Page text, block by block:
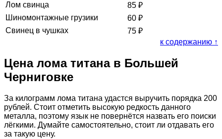
Лом свинца
85 ₽
Шиномонтажные грузики
60 ₽
Свинец в чушках
75 ₽
к содержанию ↑
Цена лома титана в Большей
Черниговке
За килограмм лома титана удастся выручить порядка 200
рублей. Стоит отметить высокую редкость данного
металла, поэтому язык не повернётся назвать его поиски
лёгкими. Думайте самостоятельно, стоит ли отдавать его
за такую цену.